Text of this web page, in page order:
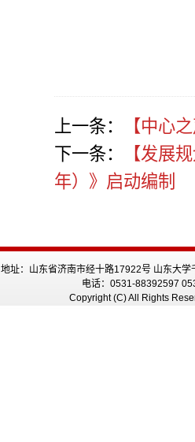
上一条：
【中心
下一条：
【发展
年）》启动编制
地址：山东省济南市经十路17922号 山东大
电话：0531-88392597
Copyright (C) All Rights